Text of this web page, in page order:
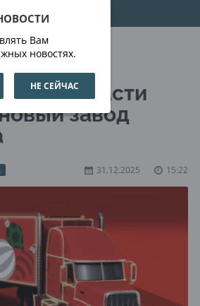
Вам
новостях.
НЕ СЕЙЧАСобласти
завод
31.12.2025 15:22